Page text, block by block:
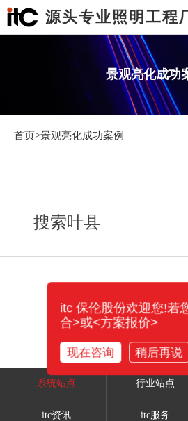
源头专业照明工程
景观亮化成功
首页>景观亮化成功案例
搜索叶县
系统站点 行业站点
itc资讯 itc服务
itc 保伦股份欢迎您!若
合>或<方案报价>
现在咨询 稍后再说